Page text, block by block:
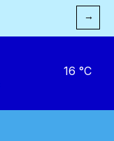
→
16 °C